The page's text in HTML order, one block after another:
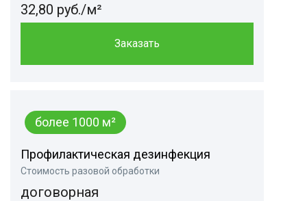
32,80 руб./м²
Заказать
более 1000 м²
Профилактическая дезинфекция
Стоимость разовой обработки
договорная